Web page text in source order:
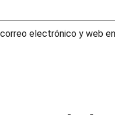
correo electrónico y web